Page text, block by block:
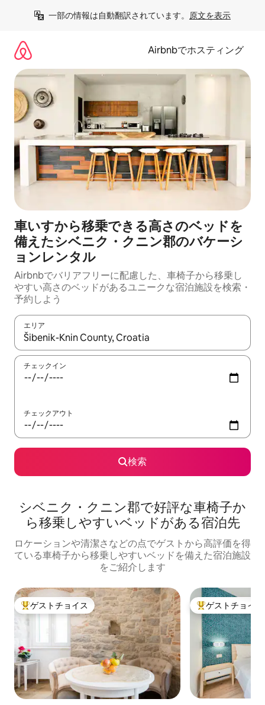
一部の情報は自動翻訳されています。 原文を表示
Airbnbでホスティング
車いすから移乗できる高さのベッドを
備えたシベニク・クニン郡のバケーシ
ョンレンタル
Airbnbでバリアフリーに配慮した、車椅子から移乗し
やすい高さのベッドがあるユニークな宿泊施設を検索・
予約しよう
エリア
検索結果が表示されたら、上下の矢印キーを使って移動するか
チェックイン
チェックアウト
検索
シベニク・クニン郡で好評な車椅子か
ら移乗しやすいベッドがある宿泊先
ロケーションや清潔さなどの点でゲストから高評価を得
ている車椅子から移乗しやすいベッドを備えた宿泊施設
をご紹介します
大好評のゲストチョイスです。
ゲストチョイス 大好評のゲスト
ゲストチョイス